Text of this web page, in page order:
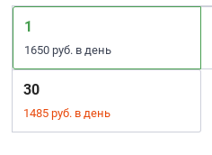
1
1650 руб. в день
30
1485 руб. в день